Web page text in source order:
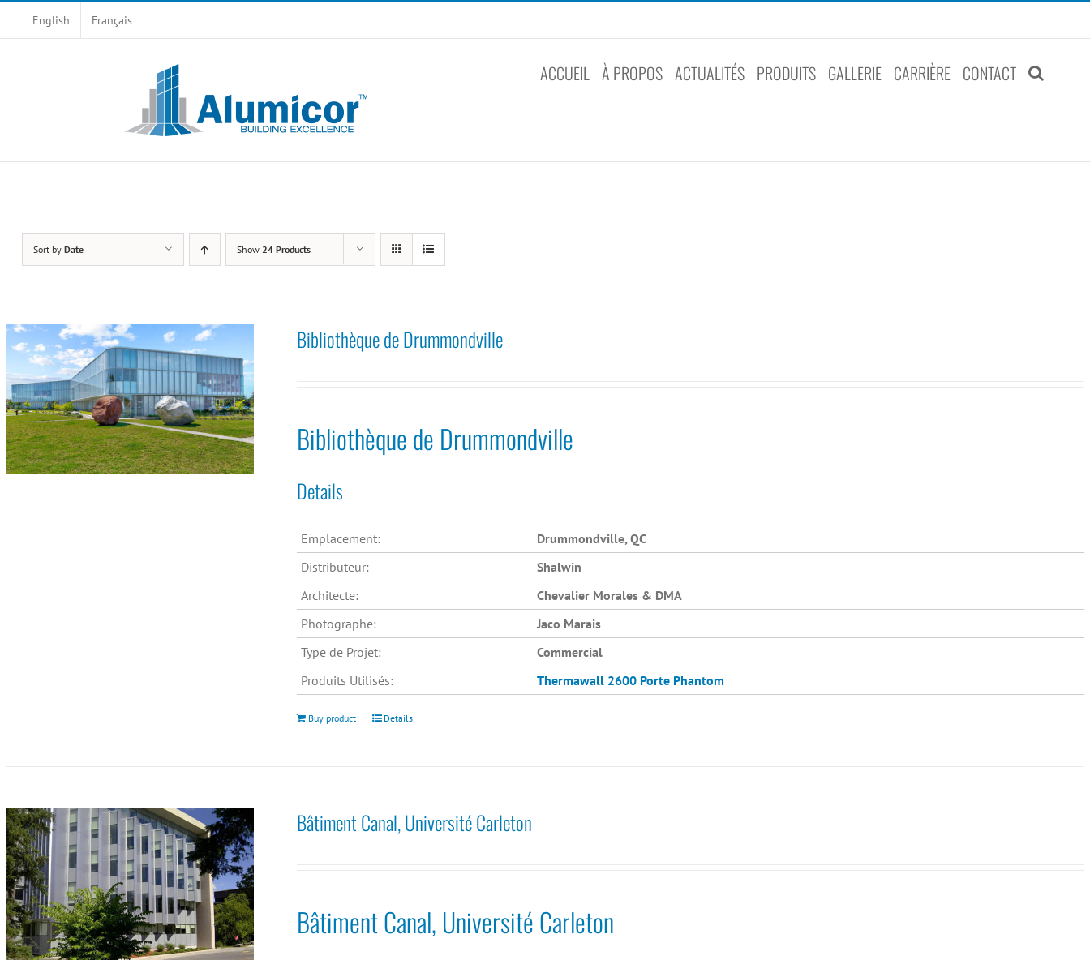
English Français
ACCUEIL À PROPOS ACTUALITÉS PRODUITS GALLERIE CARRIÈRE CONTACT
Sort by Date Show 24 Products
Bibliothèque de Drummondville
Bibliothèque de Drummondville
Details
Emplacement:
Drummondville, QC
Distributeur:
Shalwin
Architecte:
Chevalier Morales & DMA
Photographe:
Jaco Marais
Type de Projet:
Commercial
Produits Utilisés:
Thermawall 2600 Porte Phantom
Buy product Details
Bâtiment Canal, Université Carleton
Bâtiment Canal, Université Carleton